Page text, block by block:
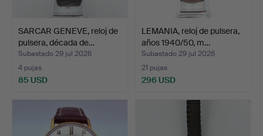
SARCAR GENEVE, reloj de
pulsera, década de…
Subastado 29 jul 2026
4 pujas
85 USD
LEMANIA, reloj de pulsera,
años 1940/50, m…
Subastado 29 jul 2026
21 pujas
296 USD